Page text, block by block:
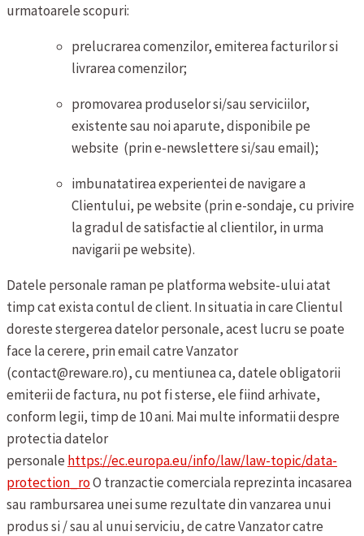
urmatoarele scopuri:
prelucrarea comenzilor, emiterea facturilor si
livrarea comenzilor;
promovarea produselor si/sau serviciilor,
existente sau noi aparute, disponibile pe
website (prin e-newslettere si/sau email);
imbunatatirea experientei de navigare a
Clientului, pe website (prin e-sondaje, cu privire
la gradul de satisfactie al clientilor, in urma
navigarii pe website).
Datele personale raman pe platforma website-ului atat
timp cat exista contul de client. In situatia in care Clientul
doreste stergerea datelor personale, acest lucru se poate
face la cerere, prin email catre Vanzator
(contact@reware.ro), cu mentiunea ca, datele obligatorii
emiterii de factura, nu pot fi sterse, ele fiind arhivate,
conform legii, timp de 10 ani. Mai multe informatii despre
protectia datelor
personale https://ec.europa.eu/info/law/law-topic/data-
protection_roO tranzactie comerciala reprezinta incasarea
sau rambursarea unei sume rezultate din vanzarea unui
produs si / sau al unui serviciu, de catre Vanzator catre